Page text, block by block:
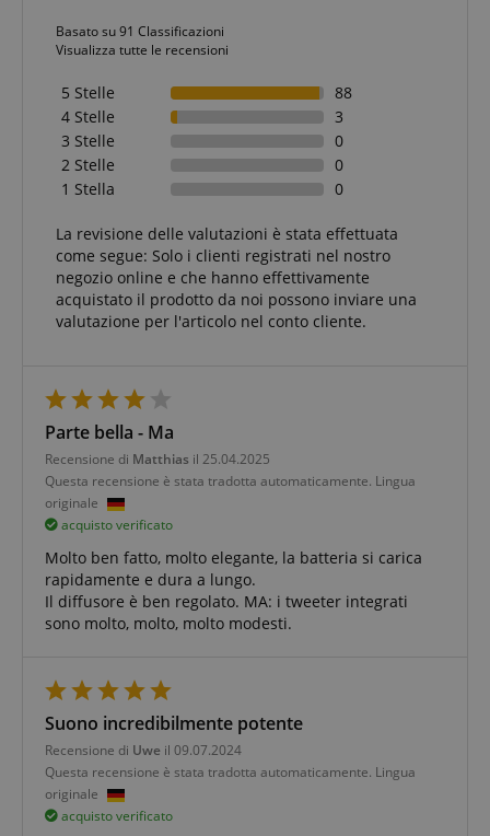
Basato su 91 Classificazioni
Visualizza tutte le recensioni
5 Stelle
88
4 Stelle
3
3 Stelle
0
2 Stelle
0
1 Stella
0
La revisione delle valutazioni è stata effettuata
come segue: Solo i clienti registrati nel nostro
negozio online e che hanno effettivamente
acquistato il prodotto da noi possono inviare una
valutazione per l'articolo nel conto cliente.
Parte bella - Ma
Recensione di Matthias il 25.04.2025
Questa recensione è stata tradotta automaticamente. Lingua
originale
acquisto verificato
Molto ben fatto, molto elegante, la batteria si carica
rapidamente e dura a lungo.
Il diffusore è ben regolato. MA: i tweeter integrati
sono molto, molto, molto modesti.
Suono incredibilmente potente
Recensione di Uwe il 09.07.2024
Questa recensione è stata tradotta automaticamente. Lingua
originale
acquisto verificato